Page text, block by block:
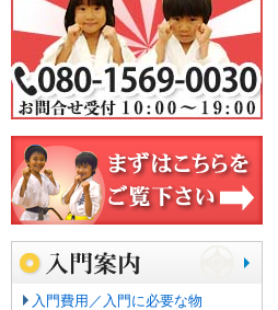
入門費用／入門に必要な物